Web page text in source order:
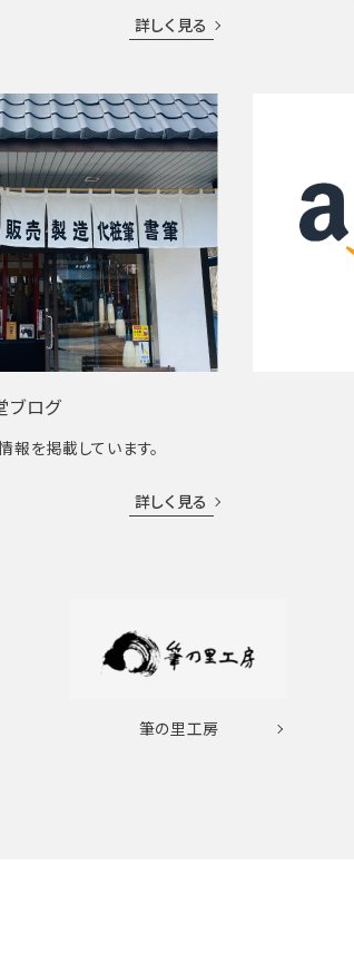
詳しく見る
ブログ
を掲載しています。
詳しく見る
筆の里工房